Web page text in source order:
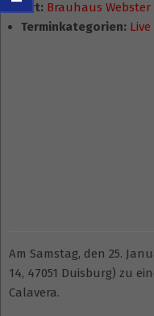
Ort: Brauhaus Webster
Terminkategorien:
Am Samstag, den 25.
14, 47051 Duisburg) zu
Calavera.